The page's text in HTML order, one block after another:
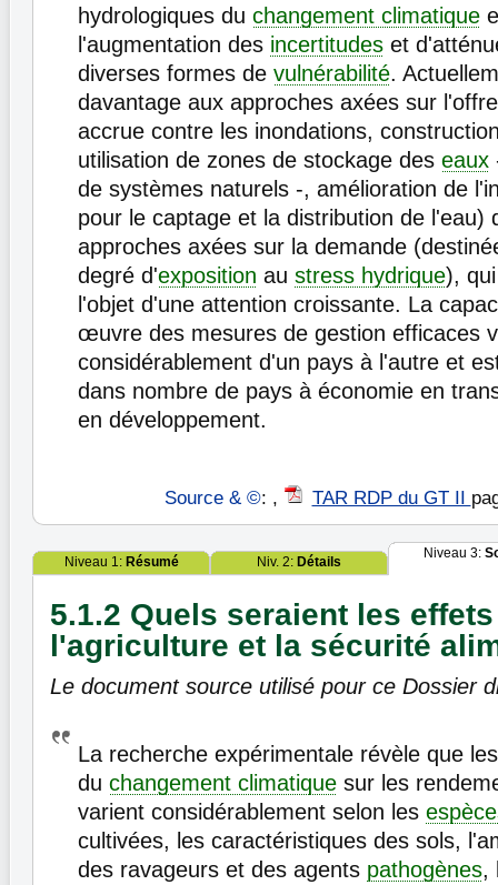
hydrologiques du changement climatique
l'augmentation des incertitudes et
diverses formes de vulnérabilité.
davantage aux approches axées sur
accrue contre les inondations,
utilisation de zones de stockage des eaux
de systèmes naturels -, amélioration de
pour le captage et la distribution de l'eau)
approches axées sur la demande
degré d'exposition au stress hydrique),
l'objet d'une attention croissante. La
œuvre des mesures de gestion efficaces
considérablement d'un pays à l'autre et
dans nombre de pays à économie en
en développement.
Source & ©: , TAR RDP du GT II
Niveau 1: Résumé Niv. 2: Détails
Niveau 3:
5.1.2 Quels seraient les
l'agriculture et la sécurité
Le document source utilisé pour ce Dossier
La recherche expérimentale révèle que
du changement climatique sur les
varient considérablement selon les
cultivées, les caractéristiques des sols,
des ravageurs et des agents pathogènes,